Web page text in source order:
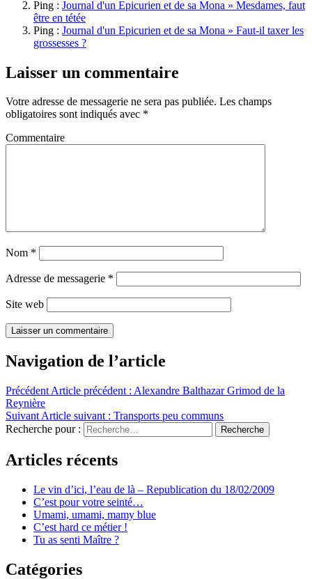
Ping : Journal d'un Epicurien et de sa Mona » Mesdames, faut
être en tétée
Ping : Journal d'un Epicurien et de sa Mona » Faut-il taxer les
grossesses ?
Laisser un commentaire
Votre adresse de messagerie ne sera pas publiée. Les champs
obligatoires sont indiqués avec *
Commentaire
Nom *
Adresse de messagerie *
Site web
Navigation de l’article
Précédent Article précédent : Alexandre Balthazar Grimod de la
Reynière
Suivant Article suivant : Transports peu communs
Recherche pour :
Recherche
Articles récents
Le vin d’ici, l’eau de là – Republication du 18/02/2009
C’est pour votre seinté…
Umami, umami, mamy blue
C’est hard ce métier !
Tu as senti Maître ?
Catégories